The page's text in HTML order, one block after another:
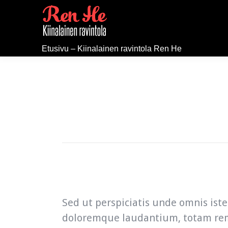
Etusivu – Kiinalainen ravintola Ren He
Sed ut perspiciatis unde omnis
doloremque laudantium, totam